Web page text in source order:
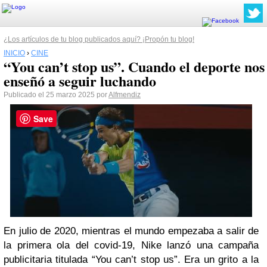
¿Los artículos de tu blog publicados aquí? ¡Propón tu blog!
INICIO › CINE
“You can’t stop us”. Cuando el deporte nos
enseñó a seguir luchando
Publicado el 25 marzo 2025 porAlfmendiz
En julio de 2020, mientras el mundo empezaba a salir de
la primera ola del covid-19, Nike lanzó una campaña
publicitaria titulada “You can’t stop us”. Era un grito a la
Save